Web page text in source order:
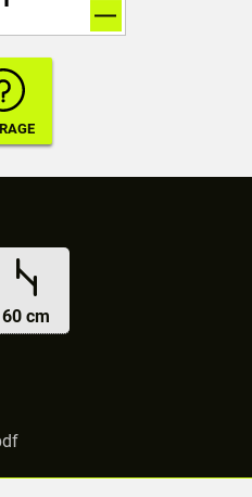
60 cm